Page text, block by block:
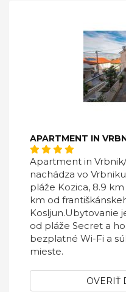
APARTMENT IN
Apartment in
nachádza vo
pláže Kozica, 8.9
km od
Kosljun.Ubytovanie
od pláže Secret a
bezplatné Wi-Fi a
mieste.
OVERIŤ